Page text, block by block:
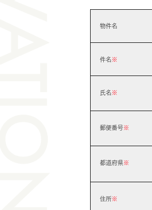
物件名
件名※
氏名※
郵便番号※
都道府県※
住所※